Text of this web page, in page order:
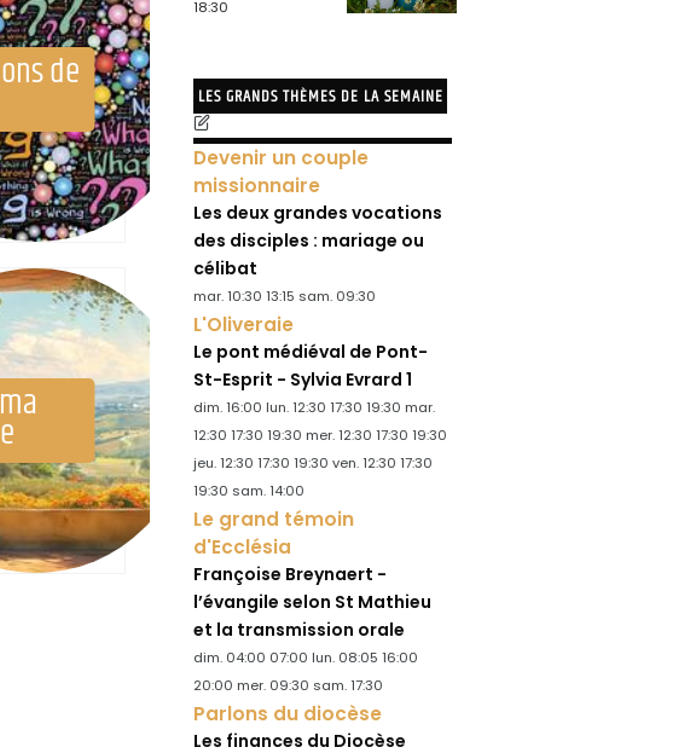
de
18:30
LES GRANDS THÈMES DE LA SEMAINE
Devenir un couple
missionnaire
Les deux grandes vocations
des disciples : mariage ou
célibat
mar. 10:30 13:15 sam. 09:30
L'Oliveraie
Le pont médiéval de Pont-
St-Esprit - Sylvia Evrard 1
dim. 16:00 lun. 12:30 17:30 19:30 mar.
12:30 17:30 19:30 mer. 12:30 17:30 19:30
jeu. 12:30 17:30 19:30 ven. 12:30 17:30
19:30 sam. 14:00
Le grand témoin
d'Ecclésia
Françoise Breynaert -
l’évangile selon St Mathieu
et la transmission orale
dim. 04:00 07:00 lun. 08:05 16:00
20:00 mer. 09:30 sam. 17:30
Parlons du diocèse
Les finances du Diocèse